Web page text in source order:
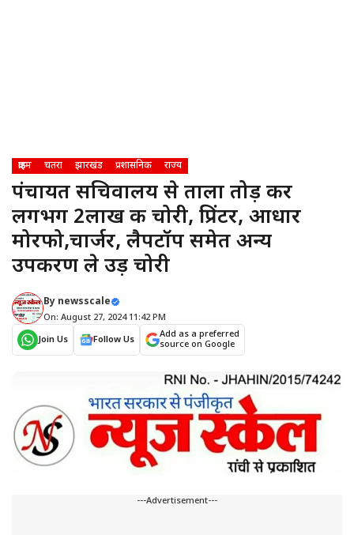
क्राइम चतरा झारखंड प्रशासनिक राज्य
पंचायत सचिवालय से ताला तोड़ कर
लगभग 2लाख की चोरी, प्रिंटर, आधार
मोरफो,चार्जर, लैपटॉप समेत अन्य
उपकरण ले उड़ चोरी
By newsscale
On: August 27, 2024 11:42 PM
Join Us
Follow Us
Add as a preferred
source on Google
---Advertisement---